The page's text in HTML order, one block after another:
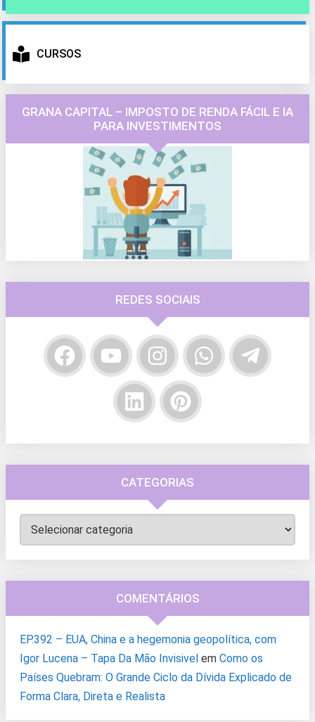
CURSOS
GRANA CAPITAL – IMPOSTO DE RENDA FÁCIL E IA
PARA INVESTIMENTOS
REDES SOCIAIS
CATEGORIAS
Categorias
COMENTÁRIOS
EP.392 – EUA, China e a hegemonia geopolítica, com
Igor Lucena – Tapa Da Mão Invisivel em Como os
Países Quebram: O Grande Ciclo da Dívida Explicado de
Forma Clara, Direta e Realista